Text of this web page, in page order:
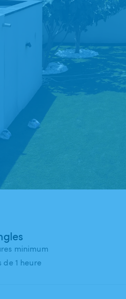
minimum
de 1 heure